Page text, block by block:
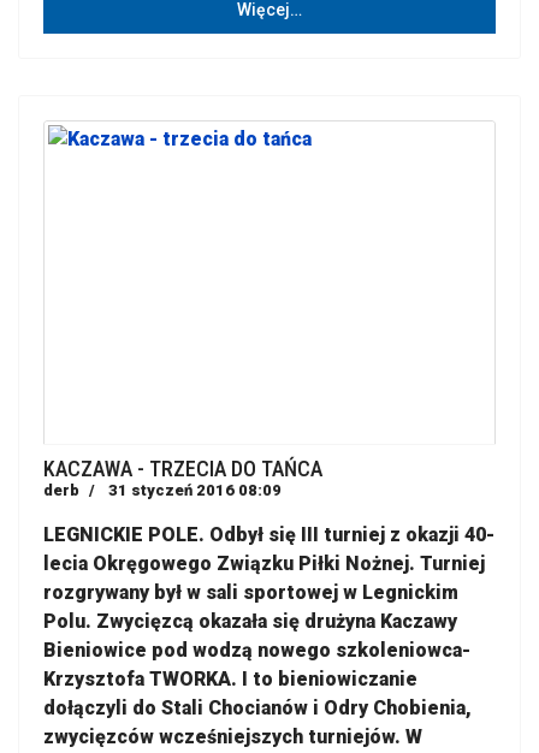
Więcej…
KACZAWA - TRZECIA DO TAŃCA
derb 31 styczeń 2016 08:09
LEGNICKIE POLE. Odbył się III turniej z okazji 40-
lecia Okręgowego Związku Piłki Nożnej. Turniej
rozgrywany był w sali sportowej w Legnickim
Polu. Zwycięzcą okazała się drużyna Kaczawy
Bieniowice pod wodzą nowego szkoleniowca-
Krzysztofa TWORKA. I to bieniowiczanie
dołączyli do Stali Chocianów i Odry Chobienia,
zwycięzców wcześniejszych turniejów. W